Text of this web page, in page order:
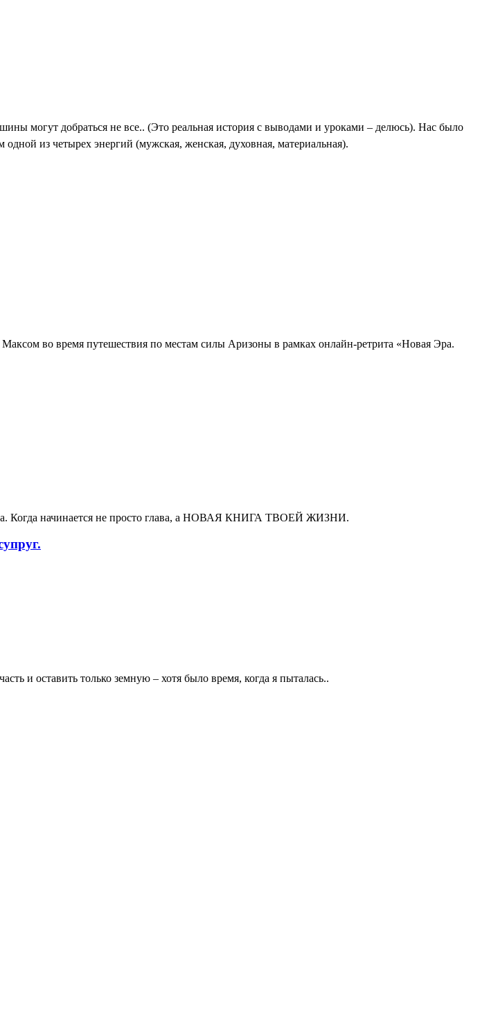
могут добраться не все.. (Это реальная история с выводами и уроками – делюсь). Нас было
из четырех энергий (мужская, женская, духовная, материальная).
во время путешествия по местам силы Аризоны в рамках онлайн-ретрита «Новая Эра.
Когда начинается не просто глава, а НОВАЯ КНИГА ТВОЕЙ ЖИЗНИ.
и оставить только земную – хотя было время, когда я пыталась..